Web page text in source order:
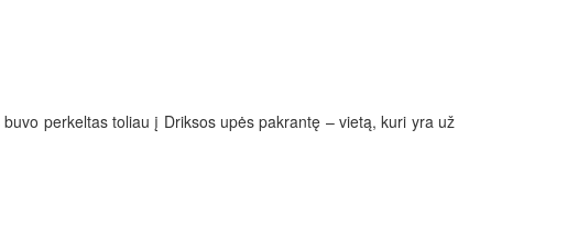
perkeltas toliau į Driksos upės pakrantę – vietą, kuri yra už